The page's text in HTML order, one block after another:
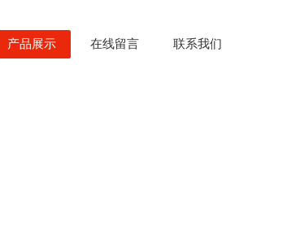
产品展示 在线留言 联系我们